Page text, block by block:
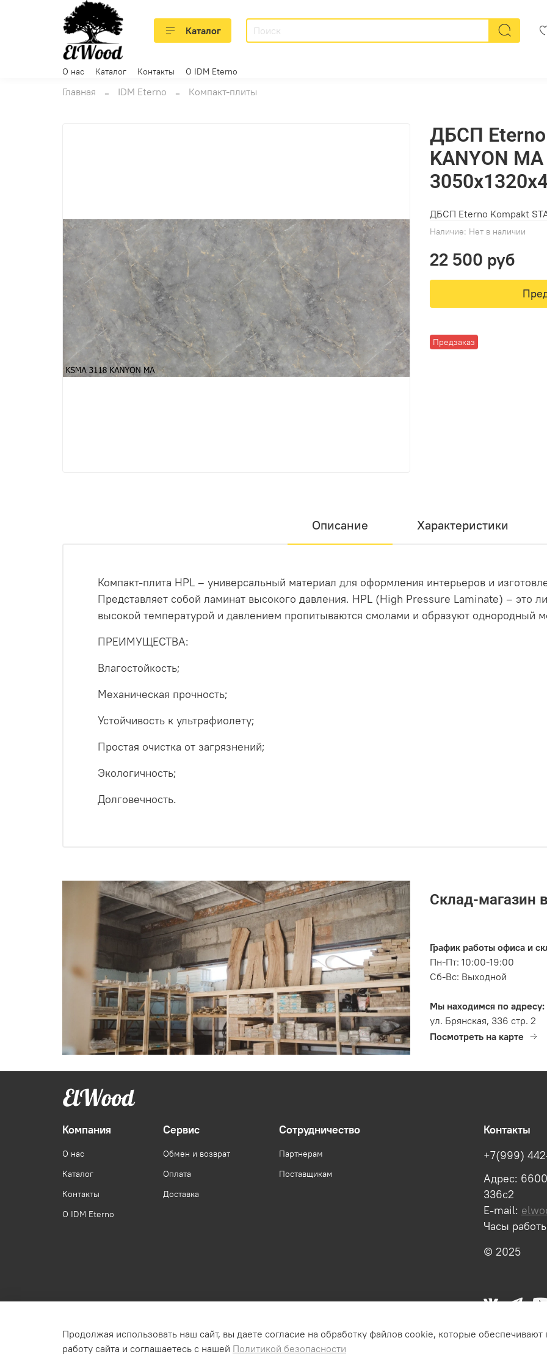
Каталог
О нас Каталог Контакты О IDM Eterno
Главная IDM Eterno Компакт-плиты
Наличие: Нет в наличии
Предзаказ
ДБСП Eterno
KANYON
22 500 руб
ДБСП Eterno Kompakt
Описание Характеристики
Компакт-плита HPL – универсальный материал для оформления интерьеров и
Представляет собой ламинат высокого давления. HPL (High Pressure Laminate) – это
высокой температурой и давлением пропитываются смолами и образуют однородный
ПРЕИМУЩЕСТВА:
Влагостойкость;
Механическая прочность;
Устойчивость к ультрафиолету;
Простая очистка от загрязнений;
Экологичность;
Долговечность.
Склад-магазин
График работы офиса и
Пн-Пт: 10:00-19:00
Сб-Вс: Выходной
Мы находимся по адресу:
ул. Брянская, 336 стр. 2
Посмотреть на карте
Компания
О нас
Каталог
Контакты
О IDM Eterno
Сервис
Обмен и возврат
Оплата
Доставка
Сотрудничество
Партнерам
Поставщикам
Контакты
+7(999)
Адрес:
336с2
E-mail:
Часы
© 2025
Раскрытие юридической информации о магазине.
Продолжая использовать наш сайт, вы даете согласие на обработку файлов cookie, которые обеспечивают
работу сайта и соглашаетесь с нашей Политикой безопасности